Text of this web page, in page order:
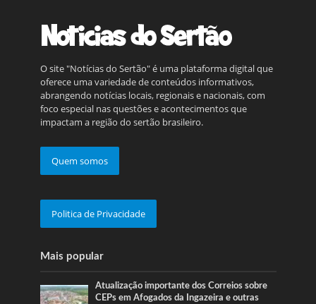
O site "Notícias do Sertão" é uma plataforma digital que
oferece uma variedade de conteúdos informativos,
abrangendo notícias locais, regionais e nacionais, com
foco especial nas questões e acontecimentos que
impactam a região do sertão brasileiro.
Quem somos
Politica de Privacidade
Mais popular
Atualização importante dos Correios sobre
CEPs em Afogados da Ingazeira e outras